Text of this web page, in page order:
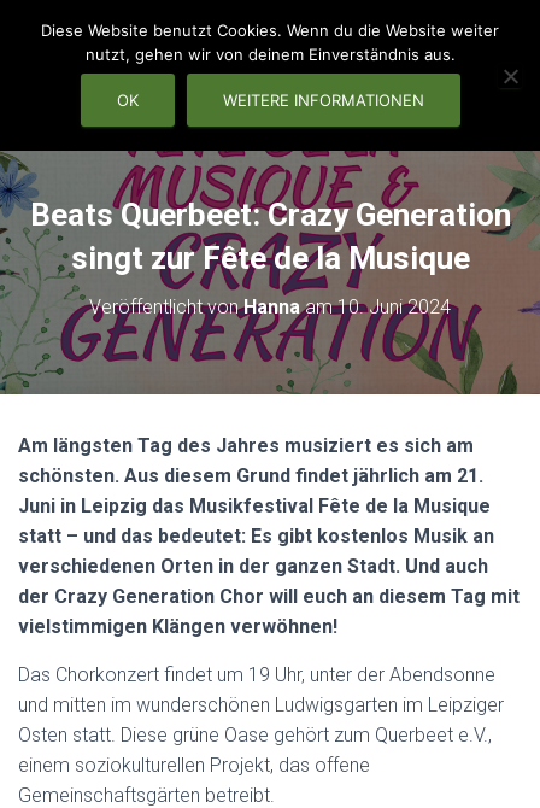
Beats Querbeet: Crazy Generation
singt zur Fête de la Musique
Veröffentlicht vonHannaam10. Juni 2024
Am längsten Tag des Jahres musiziert es sich am
schönsten. Aus diesem Grund findet jährlich am 21.
Juni in Leipzig das Musikfestival Fête de la Musique
statt – und das bedeutet: Es gibt kostenlos Musik an
verschiedenen Orten in der ganzen Stadt. Und auch
der Crazy Generation Chor will euch an diesem Tag mit
vielstimmigen Klängen verwöhnen!
Das Chorkonzert findet um 19 Uhr, unter der Abendsonne
und mitten im wunderschönen Ludwigsgarten im Leipziger
Osten statt. Diese grüne Oase gehört zum Querbeet e.V.,
einem soziokulturellen Projekt, das offene
Gemeinschaftsgärten betreibt.
Diese Website benutzt Cookies. Wenn du die Website weiter
nutzt, gehen wir von deinem Einverständnis aus.
OK WEITERE INFORMATIONEN